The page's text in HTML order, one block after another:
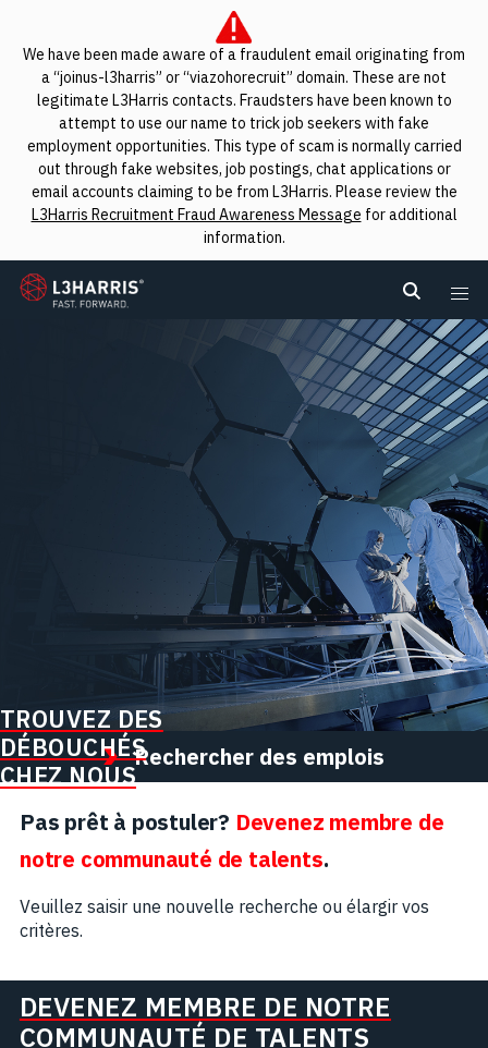
We have been made aware of a fraudulent email originating from
a “joinus-l3harris” or “viazohorecruit” domain. These are not
legitimate L3Harris contacts. Fraudsters have been known to
attempt to use our name to trick job seekers with fake
employment opportunities. This type of scam is normally carried
out through fake websites, job postings, chat applications or
email accounts claiming to be from L3Harris. Please review the
L3Harris Recruitment Fraud Awareness Message for additional
information.
L3Harris
Search
TROUVEZ DES
DÉBOUCHÉS
CHEZ NOUS
Rechercher des emplois
Pas prêt à postuler? Devenez membre de
notre communauté de talents.
Veuillez saisir une nouvelle recherche ou élargir vos
critères.
DEVENEZ MEMBRE DE NOTRE
COMMUNAUTÉ DE TALENTS